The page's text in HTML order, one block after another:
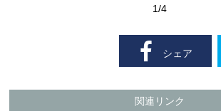
1/4
シェア
関連リンク